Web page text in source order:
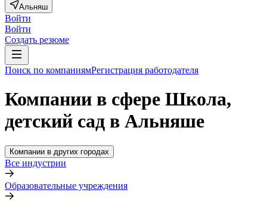
Альняш
Войти
Войти
Создать резюме
Поиск по компаниямРегистрация работодателя
Компании в сфере Школа,
детский сад в Альняше
Компании в других городах
Все индустрии
Образовательные учреждения